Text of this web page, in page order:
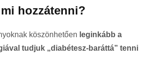
hozzátenni?
köszönhetően leginkább a
tudjuk „diabétesz-baráttá” tenni